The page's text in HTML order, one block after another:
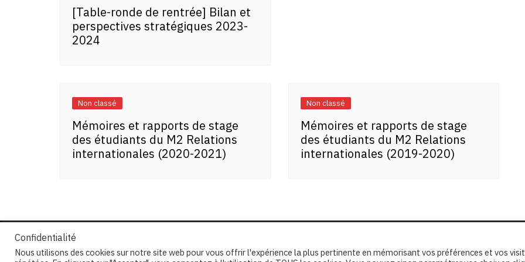
[Table-ronde de rentrée] Bilan et
perspectives stratégiques 2023-
2024
Non classé
Mémoires et rapports de stage
des étudiants du M2 Relations
internationales (2020-2021)
Non classé
Mémoires et rapports de stage
des étudiants du M2 Relations
internationales (2019-2020)
Confidentialité
Nous utilisons des cookies sur notre site web pour vous offrir l'expérience la plus pertinente en mémorisant vos préférences et vos